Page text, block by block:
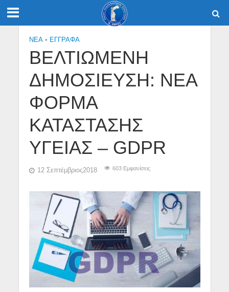
NEA • ΕΓΓΡΑΦΑ
ΒΕΛΤΙΩΜΕΝΗ
ΔΗΜΟΣΙΕΥΣΗ: ΝΕΑ
ΦΟΡΜΑ
ΚΑΤΑΣΤΑΣΗΣ
ΥΓΕΙΑΣ – GDPR
12 Σεπτέμβριος2018 603 Εμφανίσεις